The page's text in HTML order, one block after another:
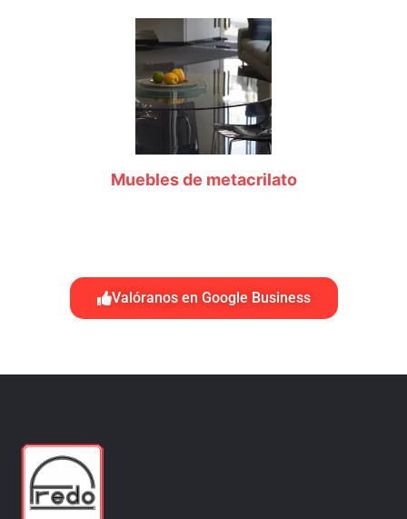
Muebles de metacrilato
Valóranos en Google Business